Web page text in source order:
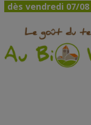
dès vendredi 07/08